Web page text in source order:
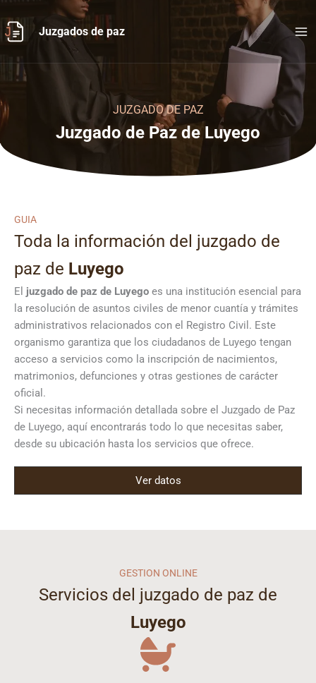
al
contenido
Juzgados de paz
JUZGADO DE PAZ
Juzgado de Paz de Luyego
GUIA
Toda la información del juzgado de
paz de Luyego
El juzgado de paz de Luyego es una institución esencial para
la resolución de asuntos civiles de menor cuantía y trámites
administrativos relacionados con el Registro Civil. Este
organismo garantiza que los ciudadanos de Luyego tengan
acceso a servicios como la inscripción de nacimientos,
matrimonios, defunciones y otras gestiones de carácter
oficial.
Si necesitas información detallada sobre el Juzgado de Paz
de Luyego, aquí encontrarás todo lo que necesitas saber,
desde su ubicación hasta los servicios que ofrece.
Ver datos
GESTION ONLINE
Servicios del juzgado de paz de
Luyego